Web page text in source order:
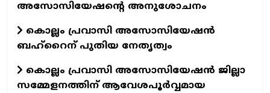
അസോസിയേഷന്റെ അനുശോചനം
കൊല്ലം പ്രവാസി അസോസിയേഷന്‍
ബഹ്‌റൈന് പുതിയ നേതൃത്വം
കൊല്ലം പ്രവാസി അസോസിയേഷന്‍ ജില്ലാ
സമ്മേളനത്തിന് ആവേശപൂര്‍വ്വമായ